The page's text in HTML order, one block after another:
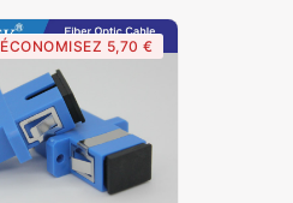
ÉCONOMISEZ 5,70 €